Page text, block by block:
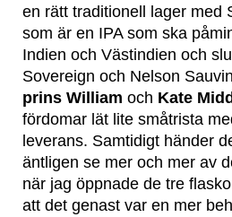
en rätt traditionell lager med
som är en IPA som ska
Indien och Västindien och
Sovereign och Nelson
prins William och Kate
fördomar lät lite småtrista
leverans. Samtidigt händer
äntligen se mer och mer av
när jag öppnade de tre
att det genast var en mer